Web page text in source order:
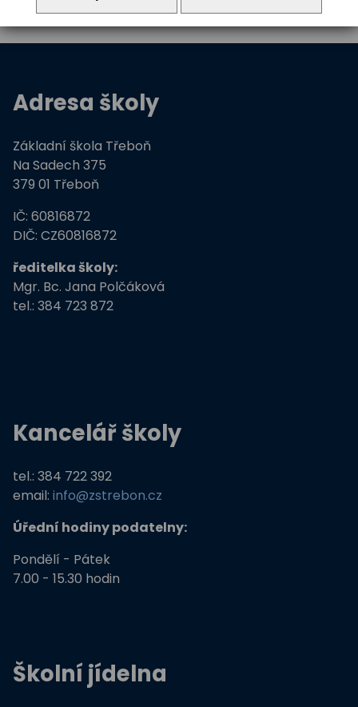
Adresa školy
Základní škola Třeboň
Na Sadech 375
379 01 Třeboň
IČ: 60816872
DIČ: CZ60816872
ředitelka školy:
Mgr. Bc. Jana Polčáková
tel.: 384 723 872
Kancelář školy
tel.: 384 722 392
email: info@zstrebon.cz
Úřední hodiny podatelny:
Pondělí - Pátek
7.00 - 15.30 hodin
Školní jídelna